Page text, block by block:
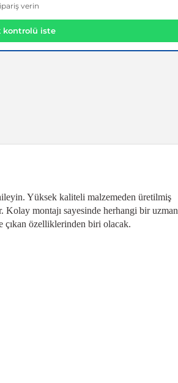
verin
kontrolü iste
Yüksek kaliteli malzemeden üretilmiş
Kolay montajı sayesinde herhangi bir uzman
çıkan özelliklerinden biri olacak.